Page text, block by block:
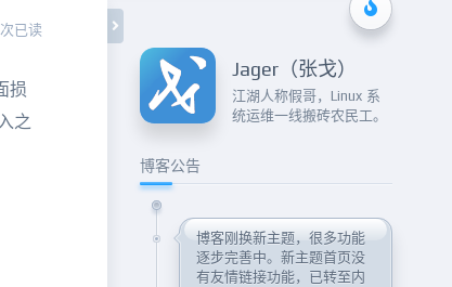
已读
损
之
Jager（张戈）
江湖人称假哥，Linux 系
统运维一线搬砖农民工。
博客公告
博客刚换新主题，很多功能
逐步完善中。新主题首页没
有友情链接功能，已转至内